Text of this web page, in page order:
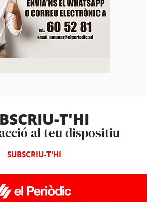
T'HI
al teu dispositiu
SUBSCRIU-T'HI